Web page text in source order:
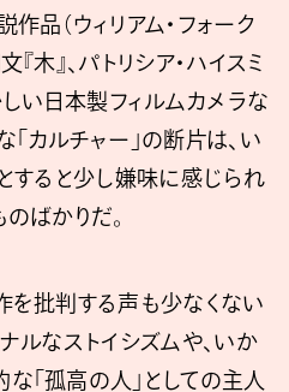
品（ウィリアム・フォーク
木』、パトリシア・ハイスミ
しい日本製フィルムカメラな
カルチャー」の断片は、い
すると少し嫌味に感じられ
ばかりだ。
を批判する声も少なくない
ルなストイシズムや、いか
「孤高の人」としての主人